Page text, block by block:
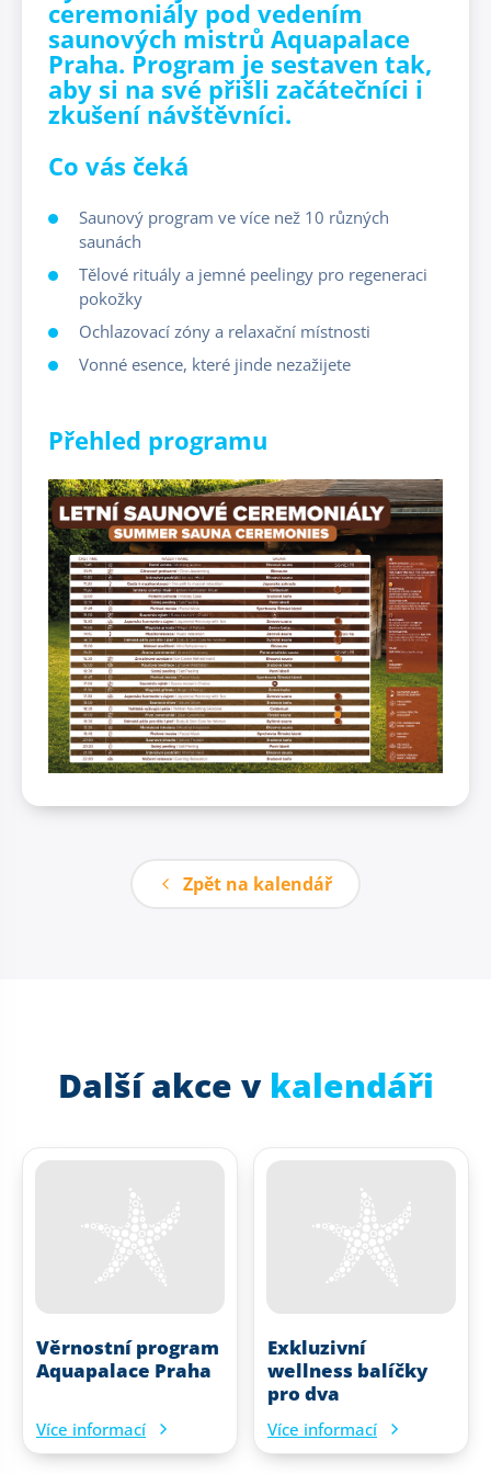
ceremoniály pod vedením
saunových mistrů Aquapalace
Praha. Program je sestaven tak,
aby si na své přišli začátečníci i
zkušení návštěvníci.
Co vás čeká
Saunový program ve více než 10 různých
saunách
Tělové rituály a jemné peelingy pro regeneraci
pokožky
Ochlazovací zóny a relaxační místnosti
Vonné esence, které jinde nezažijete
Přehled programu
Zpět na kalendář
Další akce v kalendáři
Věrnostní program
Aquapalace Praha
Více informací
Exkluzivní
wellness balíčky
pro dva
Více informací